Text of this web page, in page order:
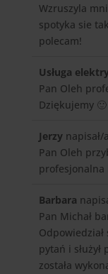
Wzruszyla
spotyka sie
polecam!
Usługa
Pan Oleh
Dziękujemy 🙂
Jerzy
Pan Oleh
profesjonalna
Barbara
Pan Michał
Odpowiedział
pytań i
została